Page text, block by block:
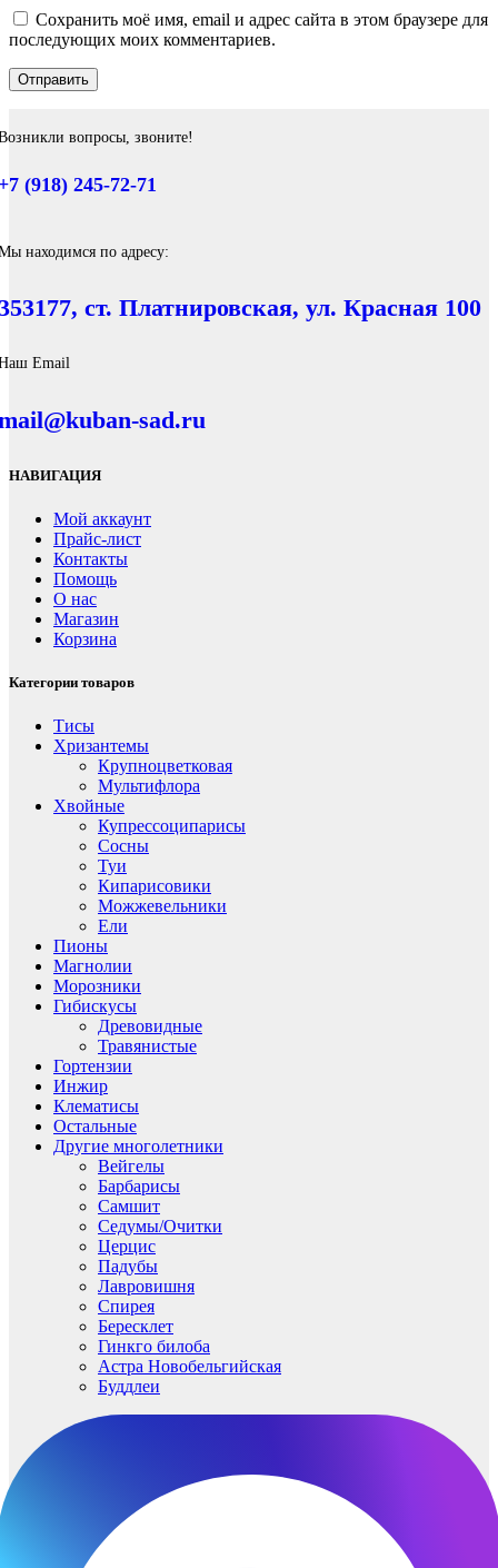
Сохранить моё имя, email и адрес сайта в этом браузере для
последующих моих комментариев.
вопросы, звоните!
(918) 245-72-71
находимся по адресу:
ст. Платнировская, ул. Красная 100
Email
sad.ru
НАВИГАЦИЯ
Мой аккаунт
Прайс-лист
Контакты
Помощь
О нас
Магазин
Корзина
Категории товаров
Тисы
Хризантемы
Крупноцветковая
Мультифлора
Хвойные
Купрессоципарисы
Сосны
Туи
Кипарисовики
Можжевельники
Ели
Пионы
Магнолии
Морозники
Гибискусы
Древовидные
Травянистые
Гортензии
Инжир
Клематисы
Остальные
Другие многолетники
Вейгелы
Барбарисы
Самшит
Седумы/Очитки
Церцис
Падубы
Лавровишня
Спирея
Бересклет
Гинкго билоба
Астра Новобельгийская
Буддлеи